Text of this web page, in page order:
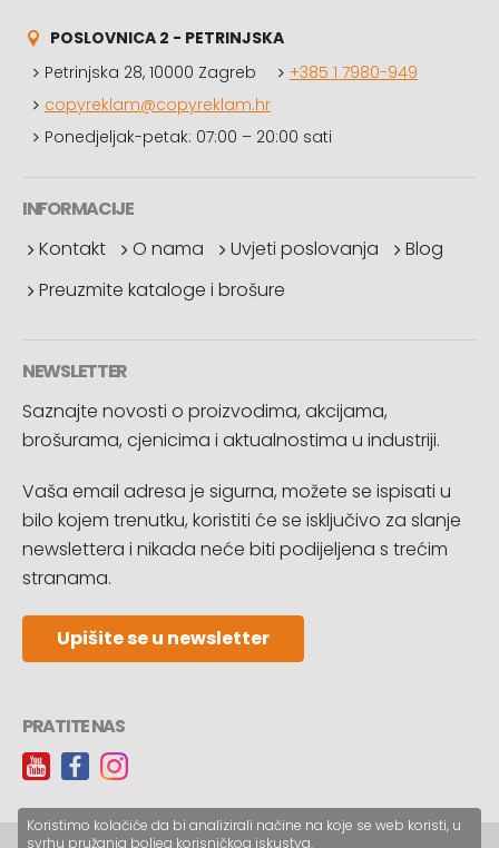
POSLOVNICA 2 - PETRINJSKA
Petrinjska 28, 10000 Zagreb
+385 1 7980-949
copyreklam@copyreklam.hr
Ponedjeljak-petak: 07:00 – 20:00 sati
INFORMACIJE
Kontakt
O nama Uvjeti poslovanja
Blog
Preuzmite kataloge i brošure
NEWSLETTER
Saznajte novosti o proizvodima, akcijama,
brošurama, cjenicima i aktualnostima u industriji.
Vaša email adresa je sigurna, možete se ispisati u
bilo kojem trenutku, koristiti će se isključivo za slanje
newslettera i nikada neće biti podijeljena s trećim
stranama.
Upišite se u newsletter
PRATITE NAS
Koristimo kolačiće da bi analizirali načine na koje se web koristi, u
svrhu pružanja boljeg korisničkog iskustva.